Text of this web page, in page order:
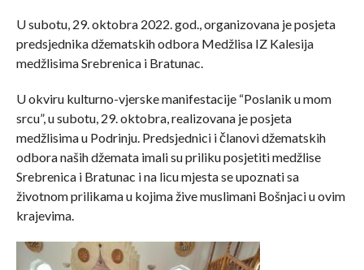
U subotu, 29. oktobra 2022. god., organizovana je posjeta
predsjednika džematskih odbora Medžlisa IZ Kalesija
medžlisima Srebrenica i Bratunac.
U okviru kulturno-vjerske manifestacije “Poslanik u mom
srcu”, u subotu, 29. oktobra, realizovana je posjeta
medžlisima u Podrinju. Predsjednici i članovi džematskih
odbora naših džemata imali su priliku posjetiti medžlise
Srebrenica i Bratunac i na licu mjesta se upoznati sa
životnom prilikama u kojima žive muslimani Bošnjaci u ovim
krajevima.